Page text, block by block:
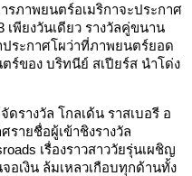
ภาพยนตร์อเมริกาจะประกาศ
เพียงวันเดียว รางวัลคู่ขนาน
ประกาศโผว่าที่ภาพยนตร์ยอด
ร์ของ บริทนีย์ สเปียร์ส นำโด่ง
รางวัล โกลเด้น ราสเบอรี อ
รายชื่อผู้เข้าชิงรางวัล
เรื่องราวสาววัยรุ่นเผชิญ
เงิน ล้มเหลวเกือบทุกด้านทั้ง